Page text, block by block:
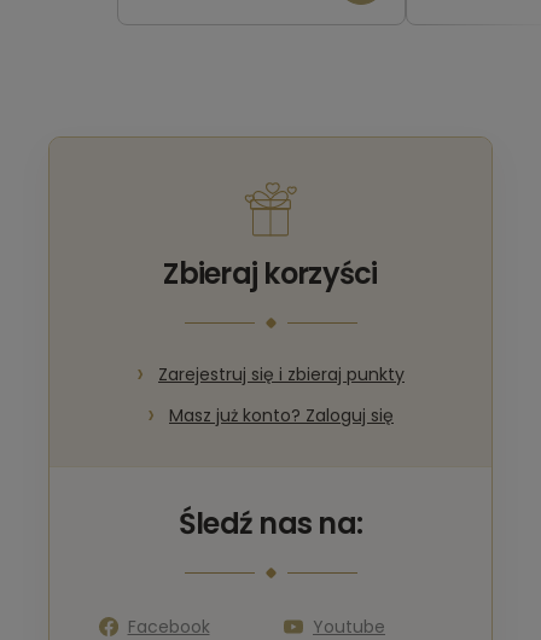
Zbieraj korzyści
Zarejestruj się i zbieraj punkty
Masz już konto? Zaloguj się
Śledź nas na:
Facebook Youtube